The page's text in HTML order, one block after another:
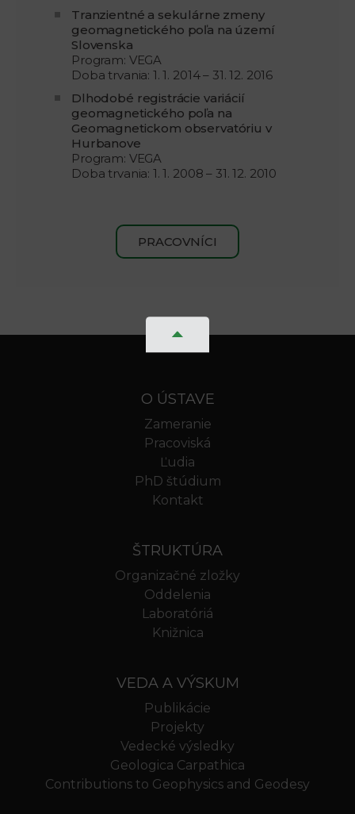
Tranzientné a sekulárne zmeny
geomagnetického poľa na území
Slovenska
Program: VEGA
Doba trvania: 1. 1. 2014 – 31. 12. 2016
Dlhodobé registrácie variácií
geomagnetického poľa na
Geomagnetickom observatóriu v
Hurbanove
Program: VEGA
Doba trvania: 1. 1. 2008 – 31. 12. 2010
PRACOVNÍCI
O ÚSTAVE
Zameranie
Pracoviská
Ľudia
PhD štúdium
Kontakt
ŠTRUKTÚRA
Organizačné zložky
Oddelenia
Laboratóriá
Knižnica
VEDA A VÝSKUM
Publikácie
Projekty
Vedecké výsledky
Geologica Carpathica
Contributions to Geophysics and Geodesy